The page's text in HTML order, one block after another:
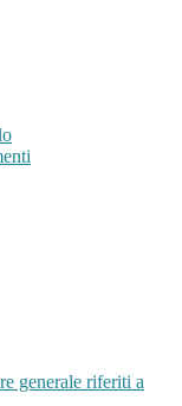
generale riferiti a